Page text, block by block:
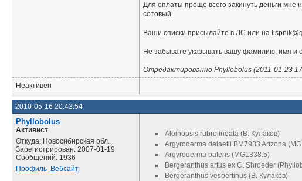
Для оплаты проще всего закинуть деньги
сотовый.
Ваши списки присылайте в ЛС или на
Не забывате указывать вашу фамилию, имя и
Отредактированно Phyllobolus (2011-01-23
Неактивен
2010-05-16 20:43:54
Phyllobolus
Активист
Откуда: Новосибирская обл.
Зарегистрирован: 2007-01-19
Сообщений: 1936
Профиль Вебсайт
Aloinopsis rubrolineata (В. Кулаков)
Argyroderma delaetii BM7933 Arizona
Argyroderma patens (MG1338.5)
Bergeranthus artus ex C. Shroeder
Bergeranthus vespertinus (В. Кулаков)